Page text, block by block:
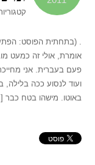
. (בתחתית הפוסט:
אומרת, אולי זה כמעט
פעם בעברית. אני
ועוד לנסוע ככה בלילה,
באוטו. מישהו בטח כבר